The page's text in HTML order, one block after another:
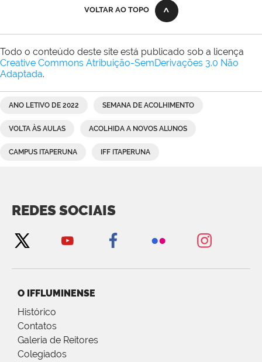
VOLTAR AO TOPO
Todo o conteúdo deste site está publicado sob a licença
Creative Commons Atribuição-SemDerivações 3.0 Não
Adaptada.
ANO LETIVO DE 2022 SEMANA DE ACOLHIMENTO
VOLTA ÀS AULAS ACOLHIDA A NOVOS ALUNOS
CAMPUS ITAPERUNA IFF ITAPERUNA
REDES SOCIAIS
O IFFLUMINENSE
Histórico
Contatos
Galeria de Reitores
Colegiados